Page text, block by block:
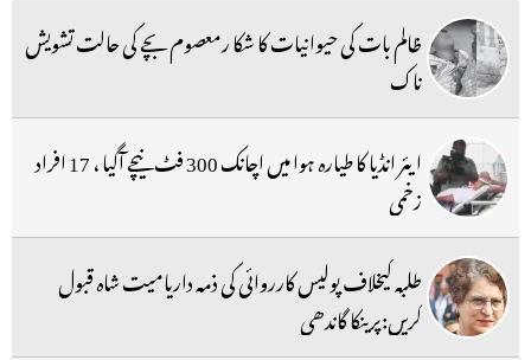
ظالم بات کی حیوانیات کا شکا رمعصوم بچے کی حالت تشویش
ناک
ایئر انڈیا کا طیارہ ہوا میں اچانک 300 فٹ نیچے آگیا ، 17 افراد
زخمی
طلبہ کیخلاف پولیس کارروائی کی ذمہ داریامیت شاہ قبول
کریں:پرینکا گاندھی